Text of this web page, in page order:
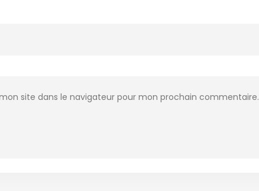
site dans le navigateur pour mon prochain commentaire.